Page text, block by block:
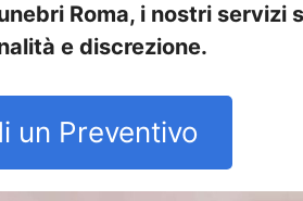
Roma, i nostri servizi
e discrezione.
un Preventivo